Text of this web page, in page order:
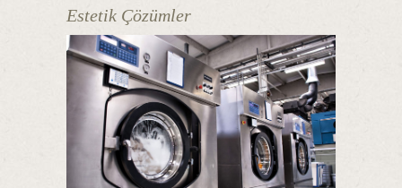
Estetik Çözümler